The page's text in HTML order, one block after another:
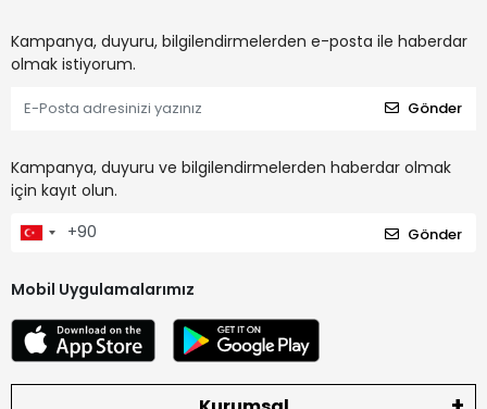
Kampanya, duyuru, bilgilendirmelerden e-posta ile haberdar
olmak istiyorum.
Gönder
Kampanya, duyuru ve bilgilendirmelerden haberdar olmak
için kayıt olun.
Gönder
Mobil Uygulamalarımız